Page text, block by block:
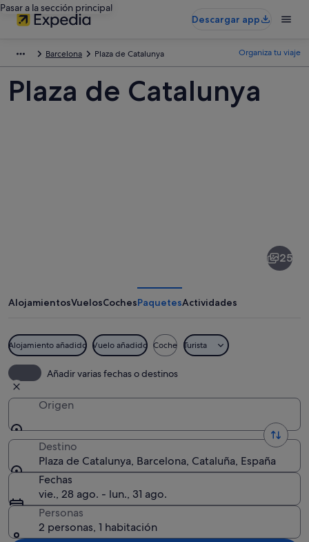
Pasar a la sección principal
Descargar app
Barcelona Plaza de Catalunya Organiza tu viaje
Plaza de Catalunya
25
AlojamientosVuelosCochesPaquetesActividades
Alojamiento añadido Vuelo añadido Coche Turista
Añadir varias fechas o destinos
Origen
Destino
Plaza de Catalunya, Barcelona, Cataluña, España
Fechas
vie., 28 ago. - lun., 31 ago.
Personas
2 personas, 1 habitación